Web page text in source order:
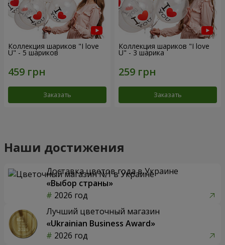
Коллекция шариков "I love
U" - 5 шариков
Заказать
Коллекция шариков "I love
U" - 3 шарика
Заказать
Наши достижения
Доставка цветов года в Украине
«Выбор страны»
2026 год
Лучший цветочный магазин
«Ukrainian Business Award»
2026 год